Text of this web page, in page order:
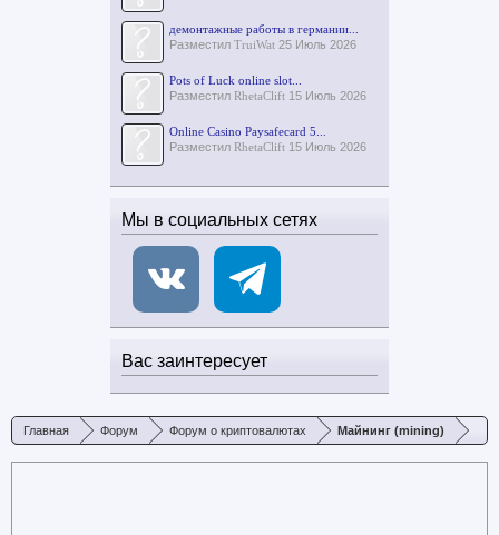
демонтажные работы в германии...
Разместил TruiWat 25 Июль 2026
Pots of Luck online slot...
Разместил RhetaClift 15 Июль 2026
Online Casino Paysafecard 5...
Разместил RhetaClift 15 Июль 2026
Мы в социальных сетях
Вас заинтересует
Главная Форум Форум о криптовалютах Майнинг (mining)